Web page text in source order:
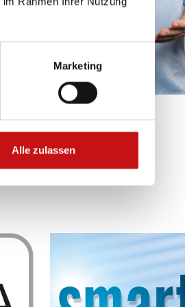
Marketing
Alle zulassen